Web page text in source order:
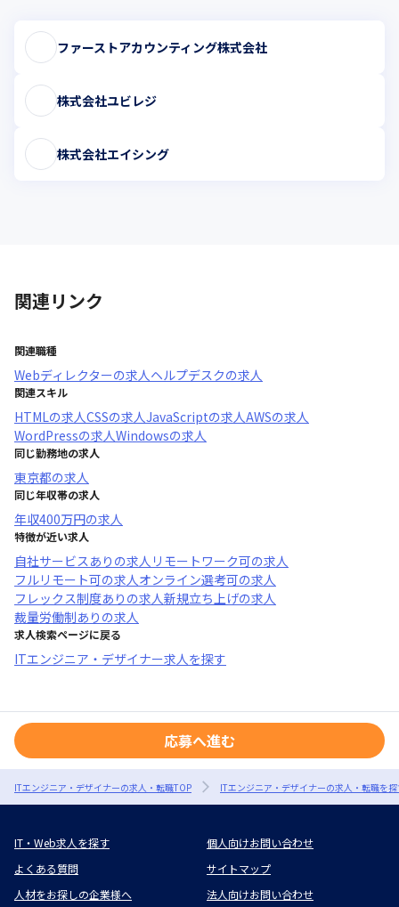
ファーストアカウンティング株式会社
株式会社ユビレジ
株式会社エイシング
関連リンク
関連職種
Webディレクターの求人ヘルプデスクの求人
関連スキル
HTMLの求人CSSの求人JavaScriptの求人AWSの求人
WordPressの求人Windowsの求人
同じ勤務地の求人
東京都の求人
同じ年収帯の求人
年収400万円の求人
特徴が近い求人
自社サービスあり の求人 リモートワーク可の求人
フルリモート可の求人オンライン選考可の求人
フレックス制度あり の求人新規立ち上げの求人
裁量労働制あり の求人
求人検索ページに戻る
ITエンジニア・デザイナー求人を探す
応募へ進む
ITエンジニア・デザイナーの求人・転職TOP ITエンジニア・デザイナーの求人・転職を
IT・Web求人を探す
個人向けお問い合わせ
よくある質問
サイトマップ
人材をお探しの企業様へ
法人向けお問い合わせ